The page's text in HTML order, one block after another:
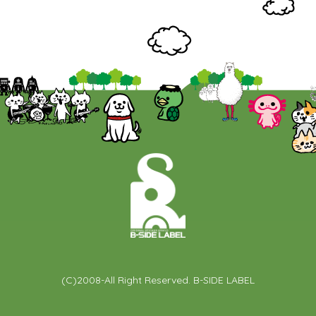
(C)2008-All Right Reserved. B-SIDE LABEL